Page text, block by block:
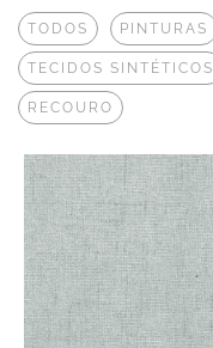
TODOS PINTURAS
TECIDOS SINTÉTICOS
RECOURO